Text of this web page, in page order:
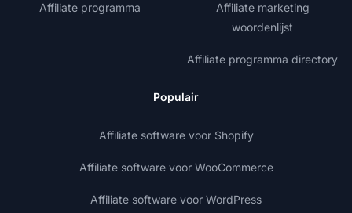
Affiliate programma
Affiliate marketing
woordenlijst
Affiliate programma directory
Populair
Affiliate software voor Shopify
Affiliate software voor WooCommerce
Affiliate software voor WordPress